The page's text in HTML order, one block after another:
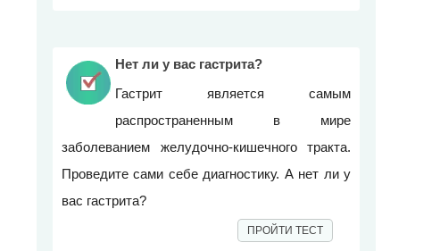
Нет ли у вас гастрита?
Гастрит является самым
распространенным в мире
заболеванием желудочно-кишечного тракта.
Проведите сами себе диагностику. А нет ли у
вас гастрита?
ПРОЙТИ ТЕСТ